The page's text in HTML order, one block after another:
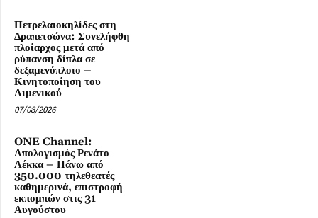
Πετρελαιοκηλίδες στη
Δραπετσώνα: Συνελήφθη
πλοίαρχος μετά από
ρύπανση δίπλα σε
δεξαμενόπλοιο –
Κινητοποίηση του
Λιμενικού
07/08/2026
ONE Channel:
Απολογισμός Ρενάτο
Λέκκα – Πάνω από
350.000 τηλεθεατές
καθημερινά, επιστροφή
εκπομπών στις 31
Αυγούστου